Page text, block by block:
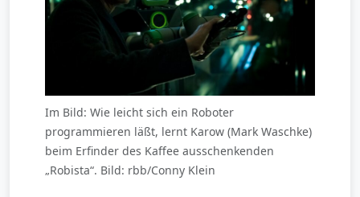
Im Bild: Wie leicht sich ein Roboter
programmieren läßt, lernt Karow (Mark Waschke)
beim Erfinder des Kaffee ausschenkenden
„Robista“. Bild: rbb/Conny Klein